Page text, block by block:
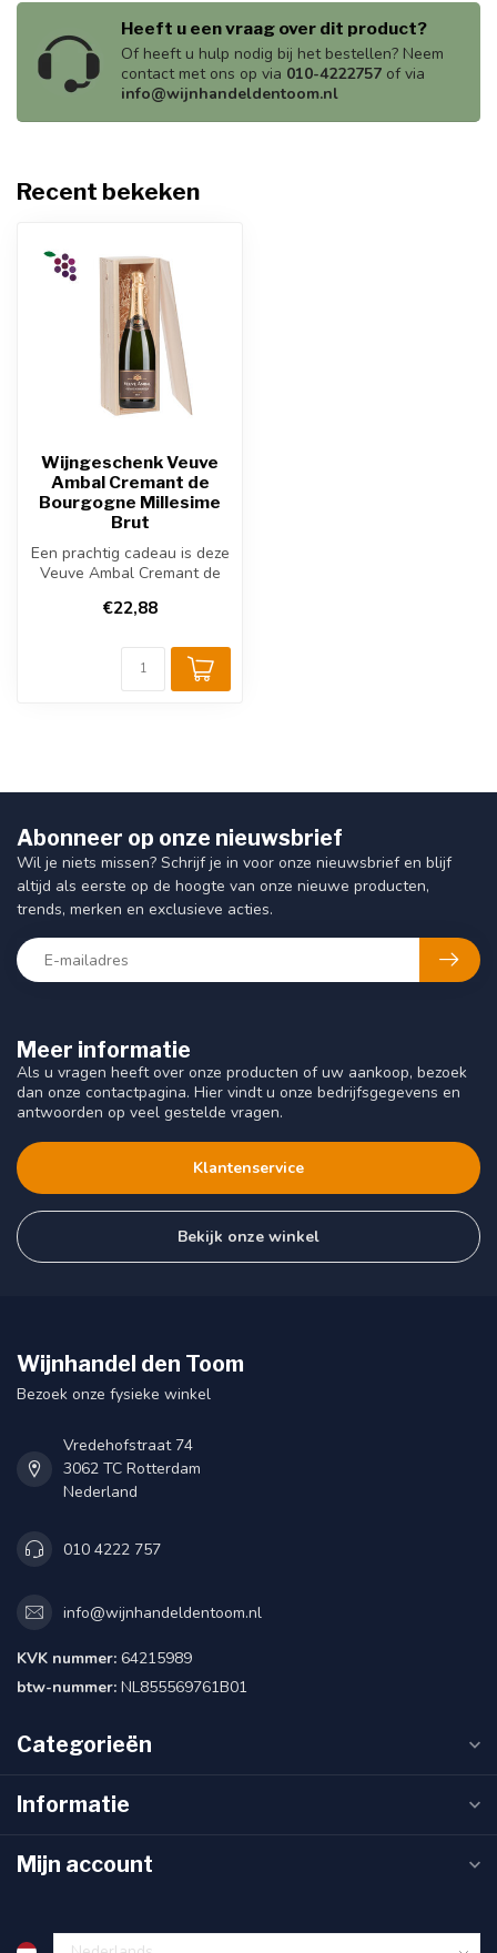
Heeft u een vraag over dit product?
Of heeft u hulp nodig bij het bestellen? Neem
contact met ons op via 010-4222757 of via
info@wijnhandeldentoom.nl
Recent bekeken
Wijngeschenk Veuve
Ambal Cremant de
Bourgogne Millesime
Brut
Een prachtig cadeau is deze
Veuve Ambal Cremant de
zeer...
€22,88
Meer informatie
Als u vragen heeft over onze producten of uw aankoop, bezoek
dan onze contactpagina. Hier vindt u onze bedrijfsgegevens en
antwoorden op veel gestelde vragen.
Klantenservice
Bekijk onze winkel
Abonneer op onze nieuwsbrief
Wil je niets missen? Schrijf je in voor onze nieuwsbrief en blijf
altijd als eerste op de hoogte van onze nieuwe producten,
trends, merken en exclusieve acties.
Wijnhandel den Toom
Bezoek onze fysieke winkel
Vredehofstraat 74
3062 TC Rotterdam
Nederland
010 4222 757
info@wijnhandeldentoom.nl
KVK nummer: 64215989
btw-nummer: NL855569761B01
Categorieën
Informatie
Mijn account